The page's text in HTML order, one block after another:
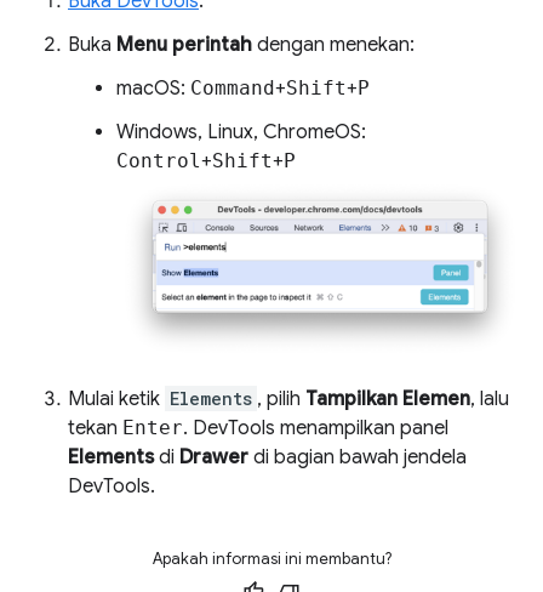
Buka Menu perintah dengan menekan:
macOS: Command+Shift+P
Windows, Linux, ChromeOS:
Control+Shift+P
Mulai ketik Elements , pilih Tampilkan Elemen, lalu
tekan Enter. DevTools menampilkan panel
Elementsdi Drawer di bagian bawah jendela
DevTools.
Apakah informasi ini membantu?